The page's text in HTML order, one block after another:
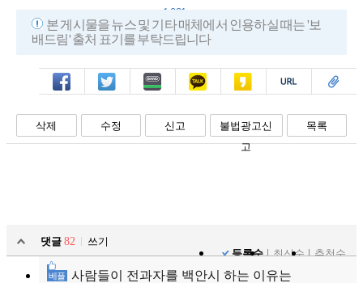
1,031
본 게시물을 뉴스 및 기타 매체에서 인용하실 때는 '보
배드림' 출처 표기를 부탁드립니다
페북 트윗 밴드 카톡 카스 복사 스크랩
삭제 수정 신고
불법광고신
고
목록
댓글 82
쓰기
등록순
최신순 추천순
베플
사람들이 전과자를 백안시 하는 이유는